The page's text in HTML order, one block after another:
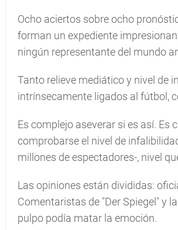
Ocho aciertos sobre ocho
forman un expediente
ningún representante del mundo
Tanto relieve mediático y nivel de
intrínsecamente ligados al fútbol,
Es complejo aseverar si es así.
comprobarse el nivel de
millones de espectadores-, nivel
Las opiniones están divididas:
Comentaristas de "Der Spiegel" y
pulpo podía matar la emoción.